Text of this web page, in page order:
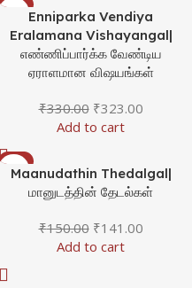
-2%
Enniparka Vendiya
Eralamana Vishayangal|
எண்ணிப்பார்க்க வேண்டிய
ஏராளமான விஷயங்கள்
₹330.00 ₹323.00
Add to cart
-6%
Maanudathin Thedalgal|
மானுடத்தின் தேடல்கள்
₹150.00 ₹141.00
Add to cart